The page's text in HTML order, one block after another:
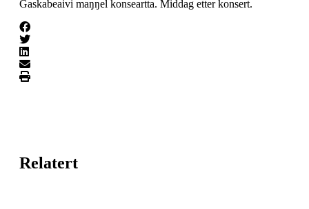
Gaskabeaivi maŋŋel konseartta. Middag etter konsert.
Relatert